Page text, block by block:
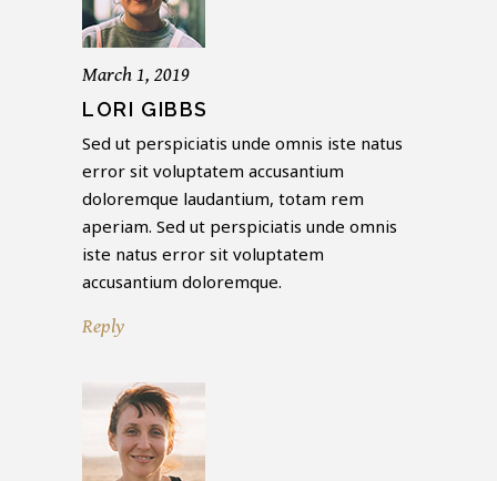
March 1, 2019
LORI GIBBS
Sed ut perspiciatis unde omnis iste natus
error sit voluptatem accusantium
doloremque laudantium, totam rem
aperiam. Sed ut perspiciatis unde omnis
iste natus error sit voluptatem
accusantium doloremque.
Reply